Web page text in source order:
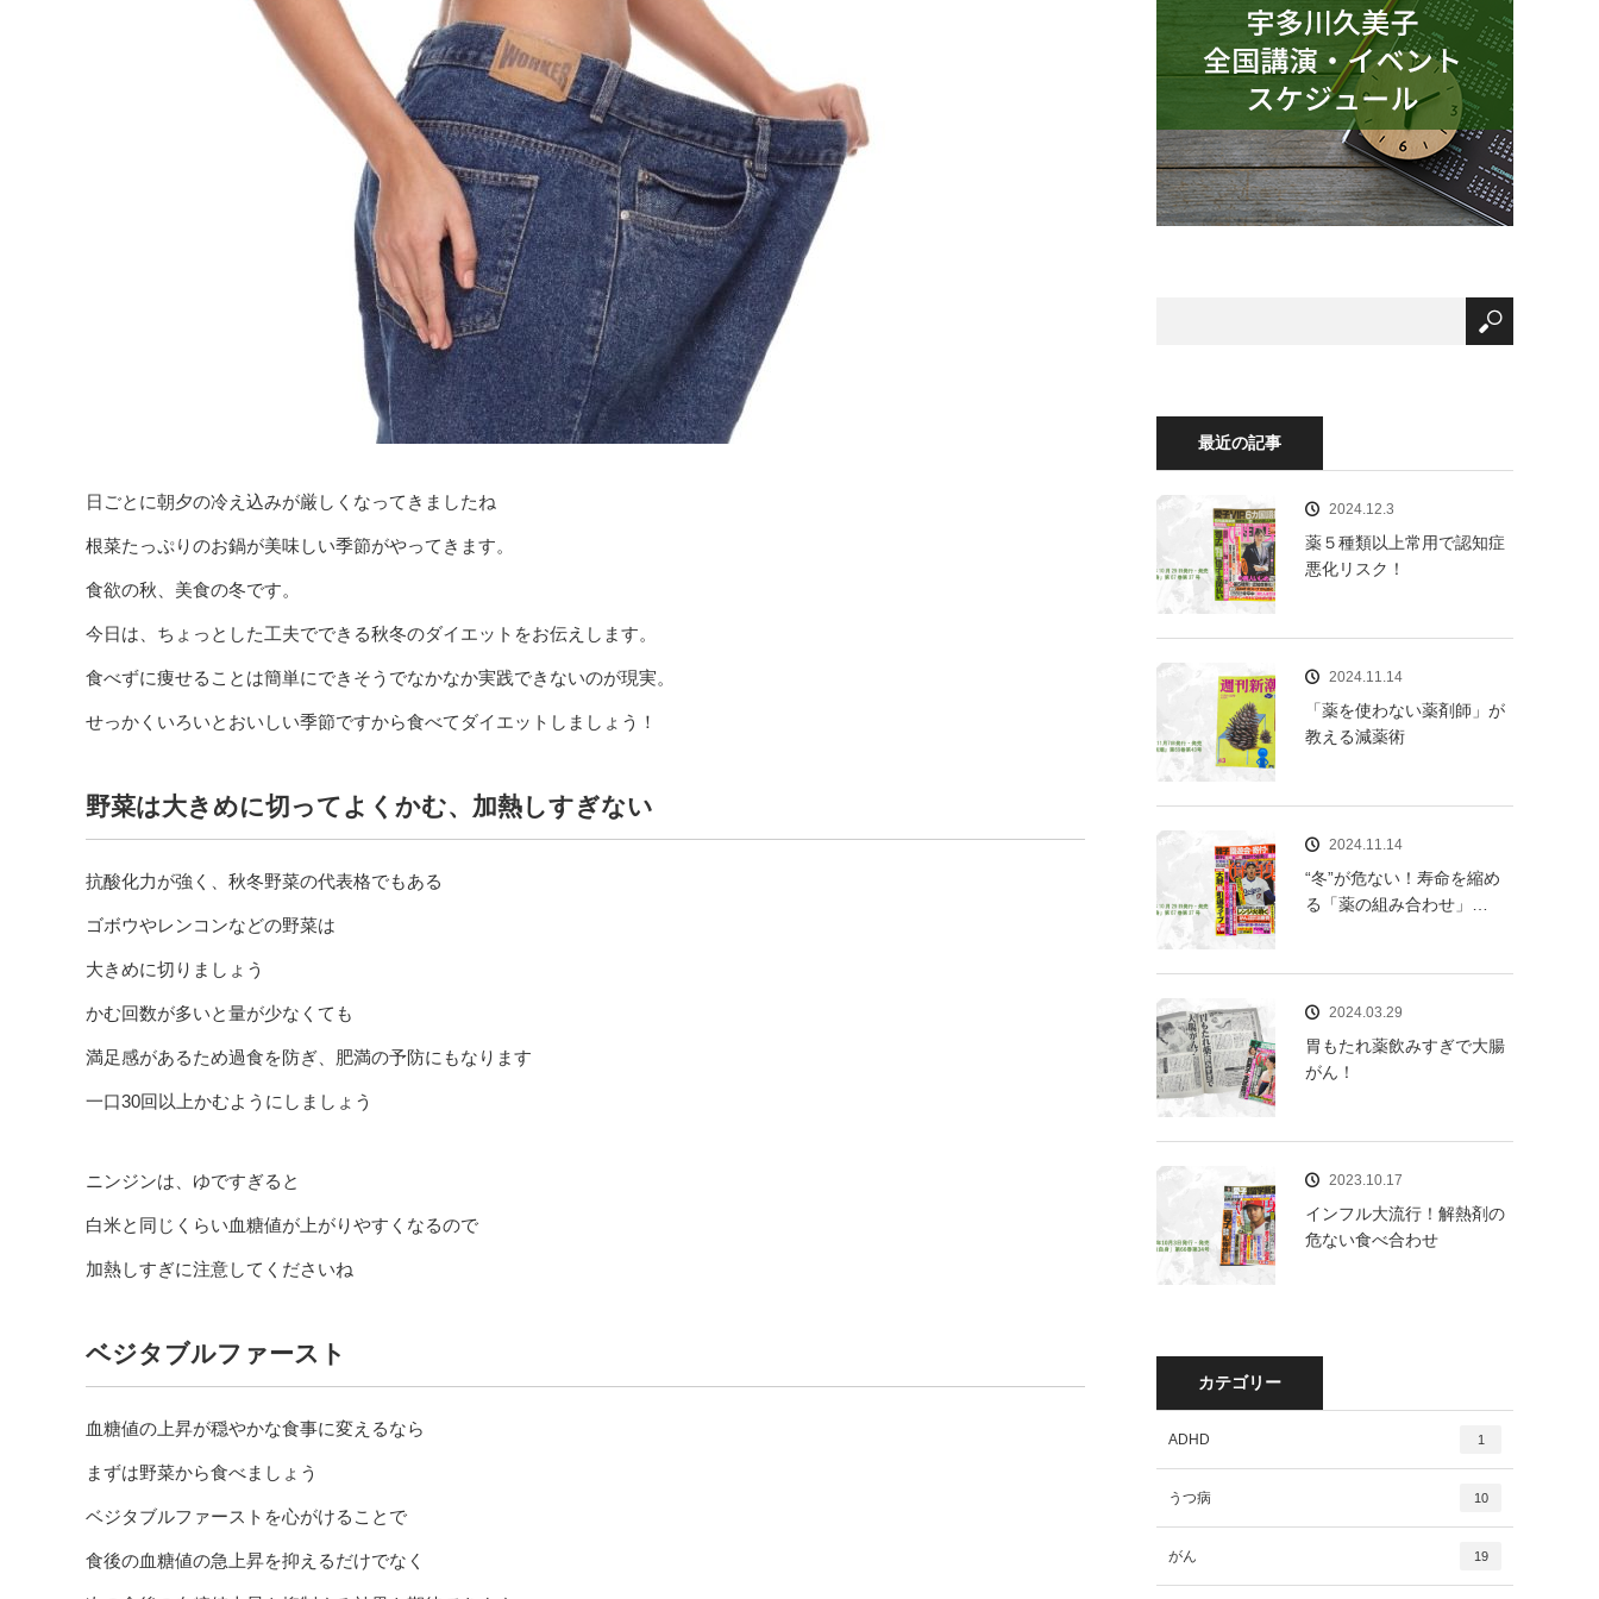
日ごとに朝夕の冷え込みが厳しくなってきましたね
根菜たっぷりのお鍋が美味しい季節がやってきます。
食欲の秋、美食の冬です。
今日は、ちょっとした工夫でできる秋冬のダイエットをお伝えします。
食べずに痩せることは簡単にできそうでなかなか実践できないのが現実。
せっかくいろいとおいしい季節ですから食べてダイエットしましょう！
野菜は大きめに切ってよくかむ、加熱しすぎない
抗酸化力が強く、秋冬野菜の代表格でもある
ゴボウやレンコンなどの野菜は
大きめに切りましょう
かむ回数が多いと量が少なくても
満足感があるため過食を防ぎ、肥満の予防にもなります
一口30回以上かむようにしましょう
ニンジンは、ゆですぎると
白米と同じくらい血糖値が上がりやすくなるので
加熱しすぎに注意してくださいね
ベジタブルファースト
血糖値の上昇が穏やかな食事に変えるなら
まずは野菜から食べましょう
ベジタブルファーストを心がけることで
食後の血糖値の急上昇を抑えるだけでなく
最近の記事
2024.12.3
薬５種類以上常用で認知症
悪化リスク！
2024.11.14
「薬を使わない薬剤師」が
教える減薬術
2024.11.14
“冬”が危ない！寿命を縮め
る「薬の組み合わせ」…
2024.03.29
胃もたれ薬飲みすぎで大腸
がん！
2023.10.17
インフル大流行！解熱剤の
危ない食べ合わせ
カテゴリー
ADHD 1
うつ病 10
がん 19